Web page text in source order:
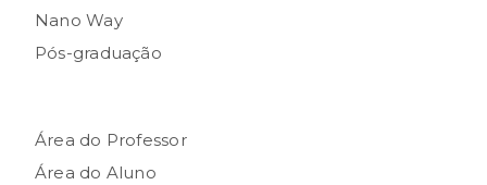
Nano Way
Pós-graduação
Área do Professor
Área do Aluno